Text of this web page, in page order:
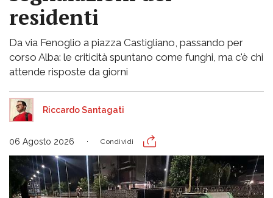
residenti
Da via Fenoglio a piazza Castigliano, passando per
corso Alba: le criticità spuntano come funghi, ma c'è chi
attende risposte da giorni
Riccardo Santagati
06 Agosto 2026 Condividi